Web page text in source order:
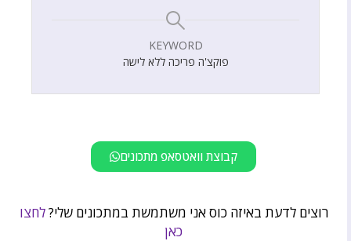
KEYWORD
פוקצ'ה פריכה ללא לישה
קבוצת וואטסאפ מתכונים
רוצים לדעת באיזה כוס אני משתמשת במתכונים שלי?לחצו
כאן